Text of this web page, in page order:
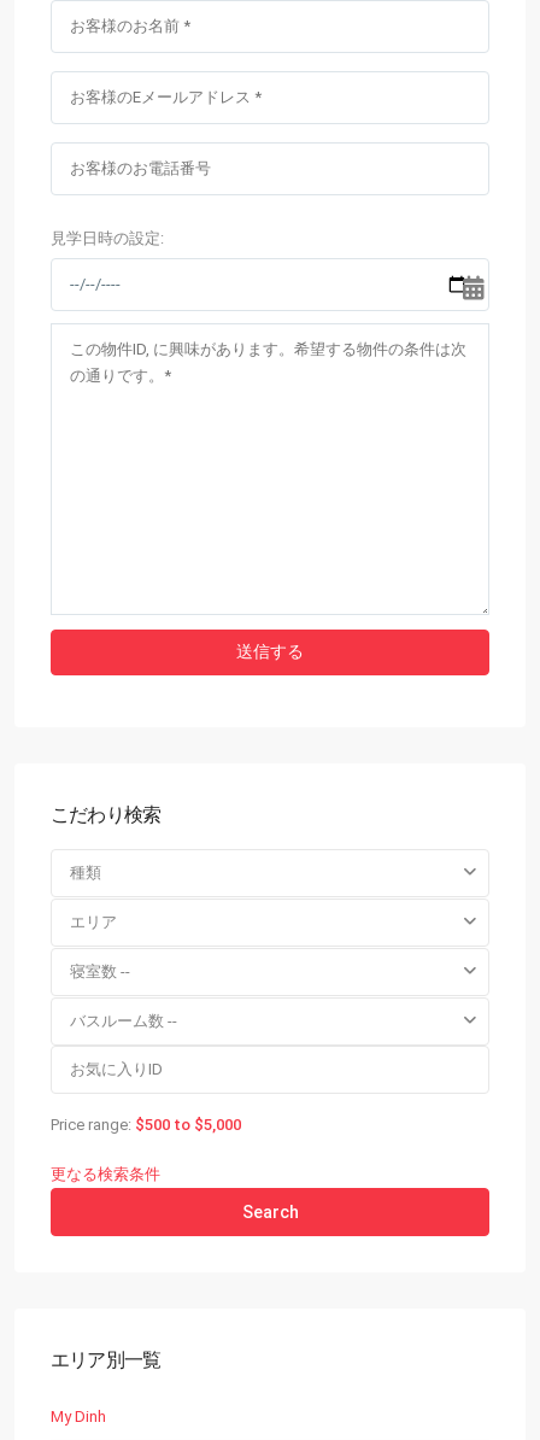
見学日時の設定:
こだわり検索
種類
エリア
寝室数 --
バスルーム数 --
Price range: $500 to $5,000
更なる検索条件
Search
エリア別一覧
My Dinh